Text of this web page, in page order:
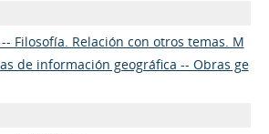
Filosofía. Relación con otros temas. M
de información geográfica -- Obras ge